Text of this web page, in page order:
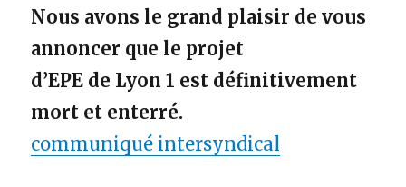
Nous avons le grand plaisir de vous
annoncer que le projet
d’EPE de Lyon 1 est définitivement
mort et enterré.
communiqué intersyndical